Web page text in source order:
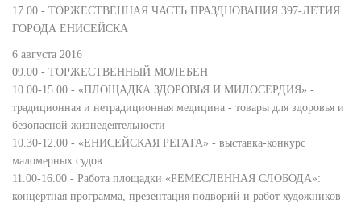
17.00 - ТОРЖЕСТВЕННАЯ ЧАСТЬ ПРАЗДНОВАНИЯ 397-ЛЕТИЯ
ГОРОДА ЕНИСЕЙСКА
6 августа 2016
09.00 - ТОРЖЕСТВЕННЫЙ МОЛЕБЕН
10.00-15.00 - «ПЛОЩАДКА ЗДОРОВЬЯ И МИЛОСЕРДИЯ» -
традиционная и нетрадиционная медицина - товары для здоровья и
безопасной жизнедеятельности
10.30-12.00 - «ЕНИСЕЙСКАЯ РЕГАТА» - выставка-конкурс
маломерных судов
11.00-16.00 - Работа площадки «РЕМЕСЛЕННАЯ СЛОБОДА»:
концертная программа, презентация подворий и работ художников